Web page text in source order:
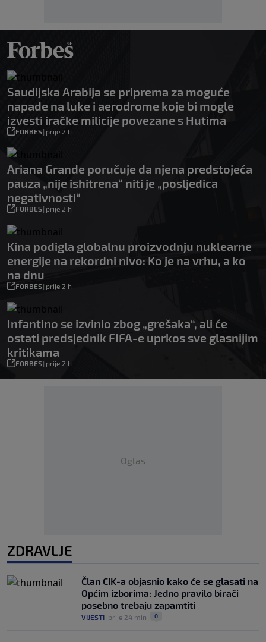
Saudijska Arabija se priprema za moguće
napade na luke i aerodrome koje bi mogle
izvesti iračke milicije povezane s Hutima
FORBES| prije 2 h
Ariana Grande poručuje da njena predstojeća
pauza „nije ishitrena“ niti je „posljedica
negativnosti“
FORBES| prije 2 h
Kina podigla globalnu proizvodnju nuklearne
energije na rekordni nivo: Ko je na vrhu, a ko
na dnu
FORBES| prije 2 h
Infantino se izvinio zbog „grešaka“, ali će
ostati predsjednik FIFA-e uprkos sve glasnijim
kritikama
FORBES| prije 2 h
Oglas
ZDRAVLJE
Član CIK-a objasnio kako će se glasati na
Općim izborima: Jedno pravilo birači
posebno trebaju zapamtiti
VIJESTI prije 24 min 0